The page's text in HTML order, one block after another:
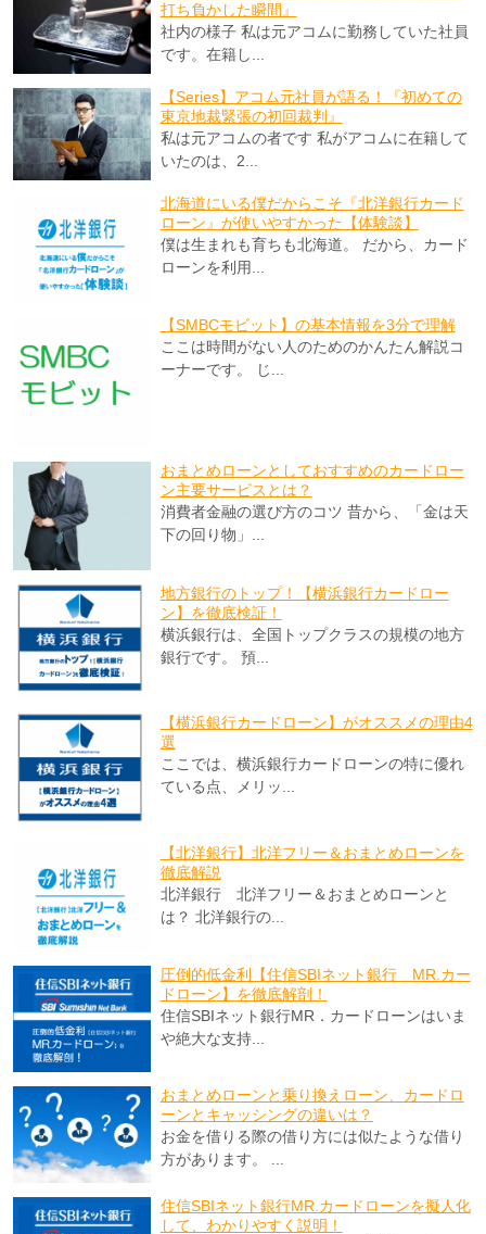
打ち負かした瞬間』
社内の様子 私は元アコムに勤務していた社員
です。在籍し...
【Series】アコム元社員が語る！『初めての
東京地裁緊張の初回裁判』
私は元アコムの者です 私がアコムに在籍して
いたのは、2...
北海道にいる僕だからこそ『北洋銀行カード
ローン』が使いやすかった【体験談】
僕は生まれも育ちも北海道。 だから、カード
ローンを利用...
【SMBCモビット】の基本情報を3分で理解
ここは時間がない人のためのかんたん解説コ
ーナーです。 じ...
おまとめローンとしておすすめのカードロー
ン主要サービスとは？
消費者金融の選び方のコツ 昔から、「金は天
下の回り物」...
地方銀行のトップ！【横浜銀行カードロー
ン】を徹底検証！
横浜銀行は、全国トップクラスの規模の地方
銀行です。 預...
【横浜銀行カードローン】がオススメの理由4
選
ここでは、横浜銀行カードローンの特に優れ
ている点、メリッ...
【北洋銀行】北洋フリー＆おまとめローンを
徹底解説
北洋銀行 北洋フリー＆おまとめローンと
は？ 北洋銀行の...
圧倒的低金利【住信SBIネット銀行 MR.カー
ドローン】を徹底解剖！
住信SBIネット銀行MR．カードローンはいま
や絶大な支持...
おまとめローンと乗り換えローン、カードロ
ーンとキャッシングの違いは？
お金を借りる際の借り方には似たような借り
方があります。 ...
住信SBIネット銀行MR.カードローンを擬人化
して、わかりやすく説明！